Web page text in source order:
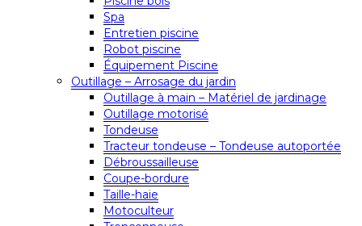
Spa
Entretien piscine
Robot piscine
Équipement Piscine
Outillage – Arrosage du jardin
Outillage à main – Matériel de jardinage
Outillage motorisé
Tondeuse
Tracteur tondeuse – Tondeuse autoportée
Débroussailleuse
Coupe-bordure
Taille-haie
Motoculteur